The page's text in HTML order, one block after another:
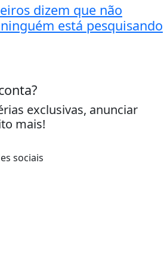
dizem que não
está pesquisando
exclusivas, anunciar
mais!
sociais